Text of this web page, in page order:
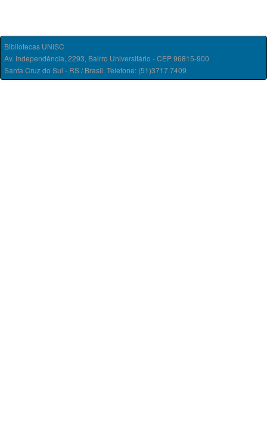
Bibliotecas UNISC
Av. Independência, 2293, Bairro Universitário - CEP 96815-900
Santa Cruz do Sul - RS / Brasil. Telefone: (51)3717.7409